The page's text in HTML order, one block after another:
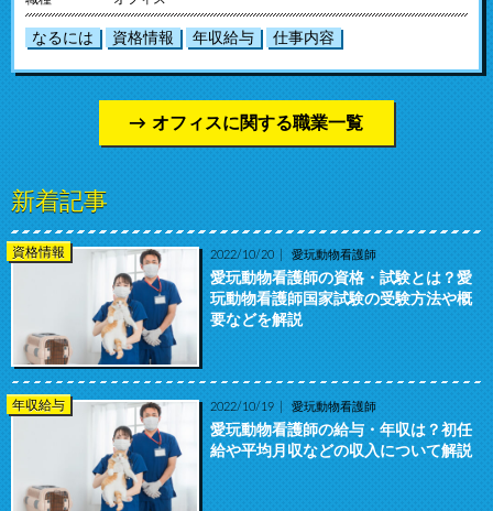
なるには 資格情報 年収給与 仕事内容
オフィスに関する職業一覧
新着記事
資格情報 2022/10/20 愛玩動物看護師
愛玩動物看護師の資格・試験とは？愛
玩動物看護師国家試験の受験方法や概
要などを解説
年収給与 2022/10/19 愛玩動物看護師
愛玩動物看護師の給与・年収は？初任
給や平均月収などの収入について解説